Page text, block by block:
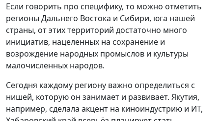
Если говорить про специфику, то можно отметить
регионы Дальнего Востока и Сибири, юга нашей
страны, от этих территорий достаточно много
инициатив, нацеленных на сохранение и
возрождение народных промыслов и культуры
малочисленных народов.
Сегодня каждому региону важно определиться с
нишей, которую он занимает и развивает. Якутия,
например, сделала акцент на киноиндустрию и ИT,